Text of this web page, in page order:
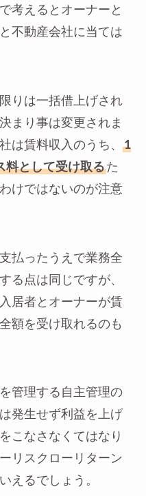
考えるとオーナーと
不動産会社に当ては
りは一括借上げされ
まり事は変更されま
は賃料収入のうち、
1
料として受け取るた
けではないのが注意
払ったうえで業務全
る点は同じですが、
居者とオーナーが賃
額を受け取れるのも
管理する自主管理の
発生せず利益を上げ
こなさなくてはなり
リスクローリターン
えるでしょう。